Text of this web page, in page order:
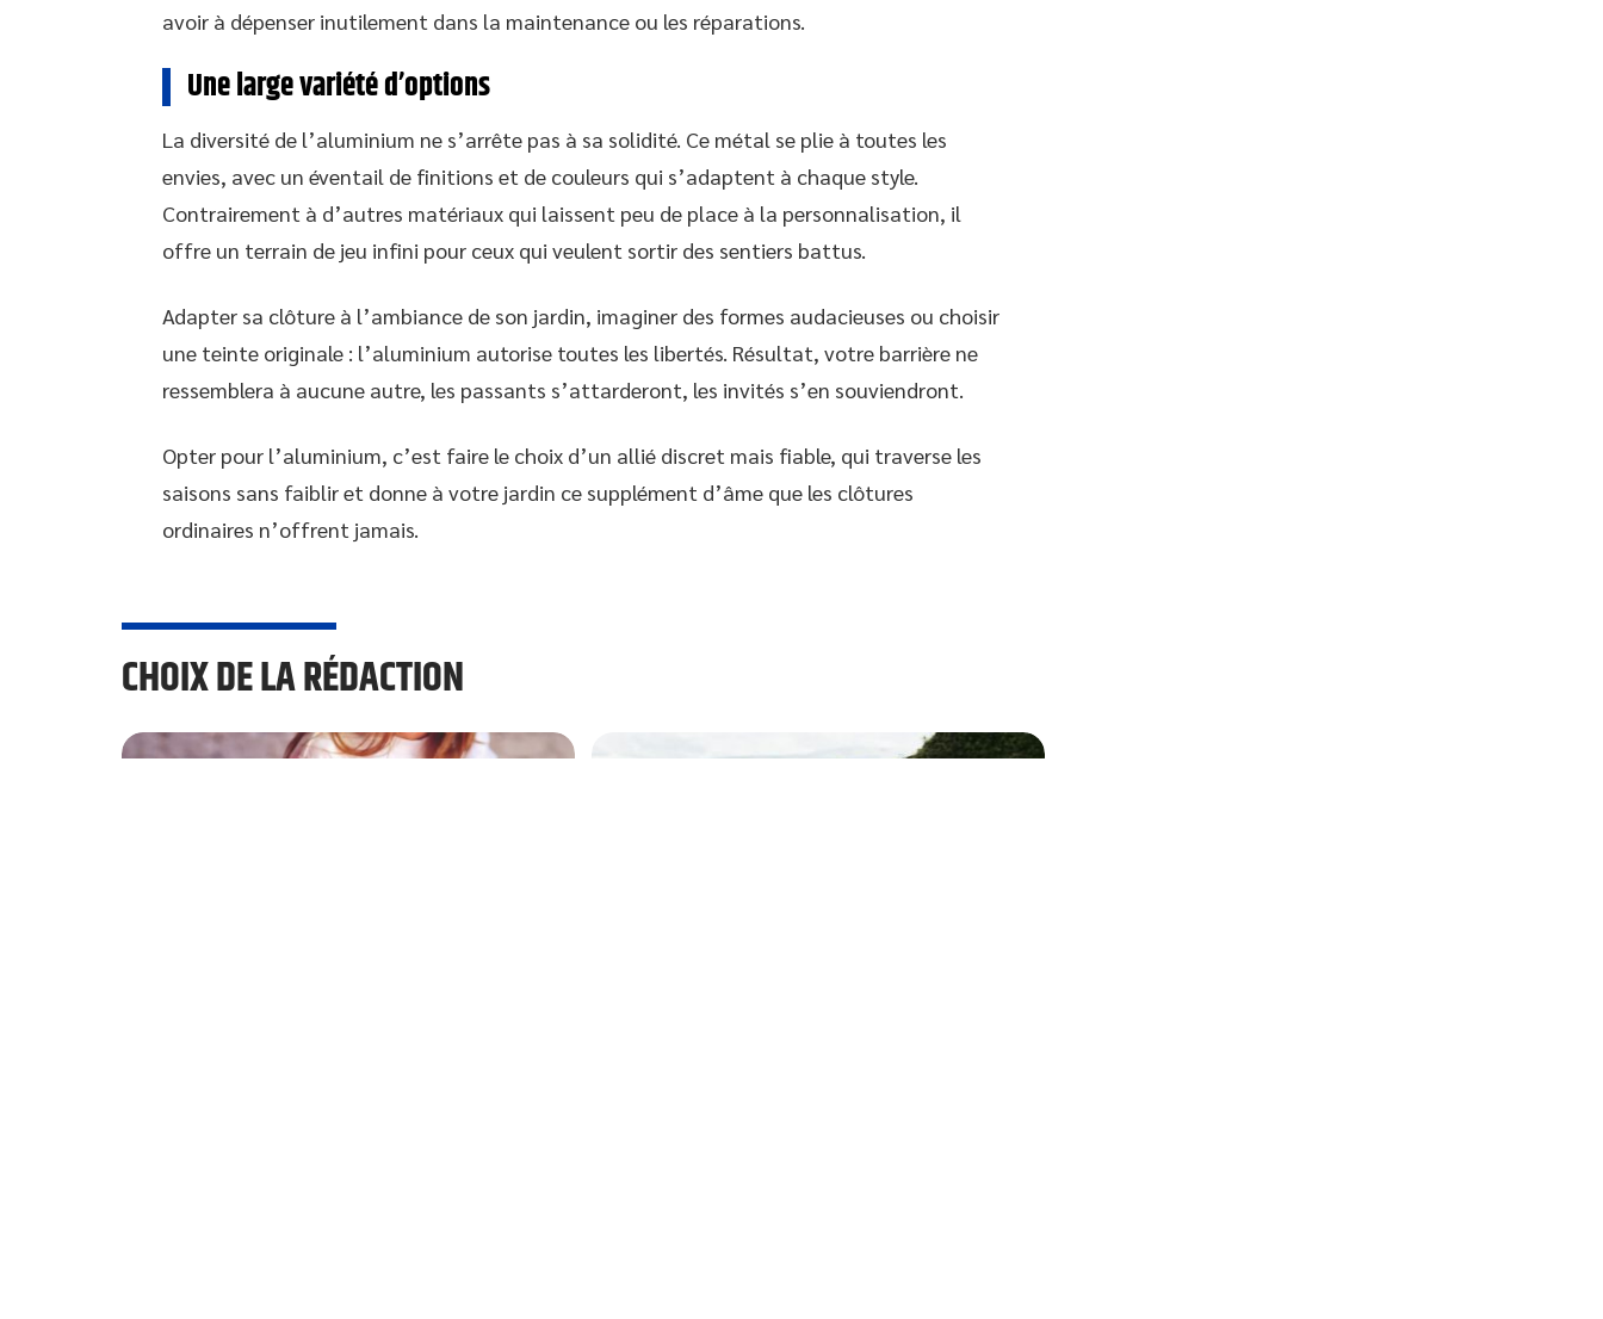
avoir à dépenser inutilement dans la maintenance ou les réparations.
Une large variété d’options
La diversité de l’aluminium ne s’arrête pas à sa solidité. Ce métal se plie à toutes les
envies, avec un éventail de finitions et de couleurs qui s’adaptent à chaque style.
Contrairement à d’autres matériaux qui laissent peu de place à la personnalisation, il
offre un terrain de jeu infini pour ceux qui veulent sortir des sentiers battus.
Adapter sa clôture à l’ambiance de son jardin, imaginer des formes audacieuses ou choisir
une teinte originale : l’aluminium autorise toutes les libertés. Résultat, votre barrière ne
ressemblera à aucune autre, les passants s’attarderont, les invités s’en souviendront.
Opter pour l’aluminium, c’est faire le choix d’un allié discret mais fiable, qui traverse les
saisons sans faiblir et donne à votre jardin ce supplément d’âme que les clôtures
ordinaires n’offrent jamais.
CHOIX DE LA RÉDACTION